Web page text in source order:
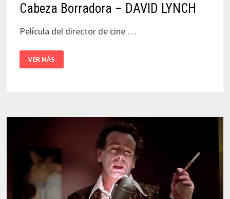
Cabeza Borradora – DAVID LYNCH
Película del director de cine …
CABEZA
BORRADORA
–
VER MÁS